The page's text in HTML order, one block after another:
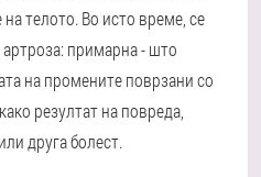
телото. Во исто време, се
примарна - што
на промените поврзани со
резултат на повреда,
друга болест.